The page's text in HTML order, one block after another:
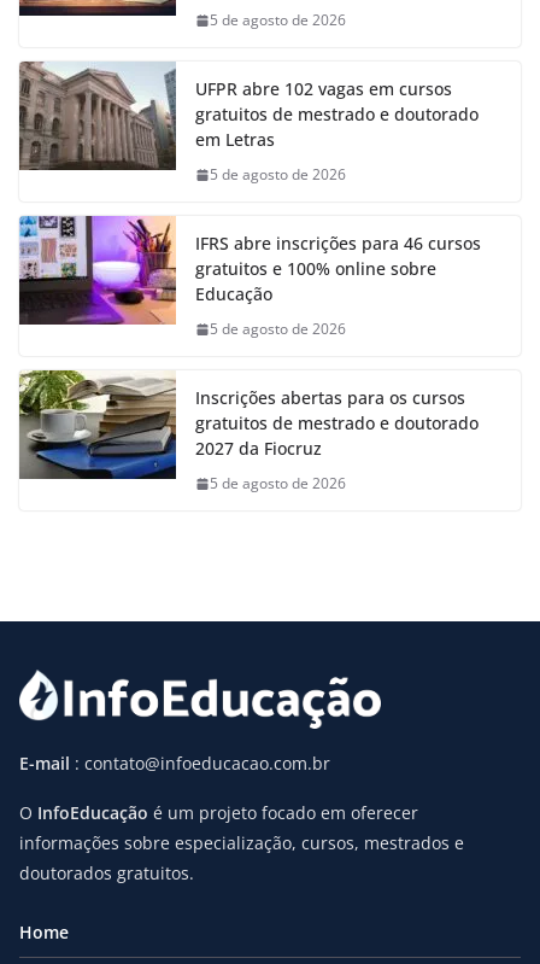
5 de agosto de 2026
UFPR abre 102 vagas em cursos
gratuitos de mestrado e doutorado
em Letras
5 de agosto de 2026
IFRS abre inscrições para 46 cursos
gratuitos e 100% online sobre
Educação
5 de agosto de 2026
Inscrições abertas para os cursos
gratuitos de mestrado e doutorado
2027 da Fiocruz
5 de agosto de 2026
E-mail : contato@infoeducacao.com.br
O InfoEducação é um projeto focado em oferecer
informações sobre especialização, cursos, mestrados e
doutorados gratuitos.
Home